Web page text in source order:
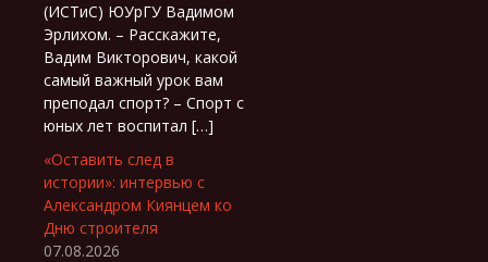
(ИСТиС) ЮУрГУ Вадимом
Эрлихом. – Расскажите,
Вадим Викторович, какой
самый важный урок вам
преподал спорт? – Спорт с
юных лет воспитал […]
«Оставить след в
истории»: интервью с
Александром Киянцем ко
Дню строителя
07.08.2026